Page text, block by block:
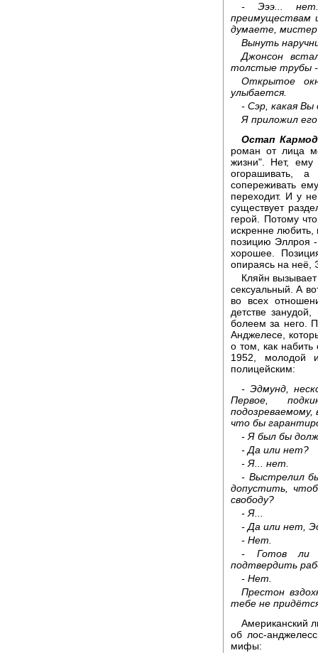
- Эээ...
преимуществам
думаете, мистер
Вынуть
Джонсон
толстые трубы -
Открытое
улыбается.
- Сэр, какая
Я приложил
Остап
роман от лица
жизни". Нет, ему
огорашивать, а
сопереживать
переходит. И у
существует
герой. Потому
искренне любить,
позицию Эллроя -
хорошее.
опираясь на неё,
Кляйн
сексуальный. А
во всех
детстве
болеем за него.
Анджелесе,
о том, как
1952, молодой
полицейским:
- Эдмунд,
Первое,
что бы
- Я был бы
- Да или нет?
- Я... нет.
- Выстрелил
допустить,
свободу?
- Я...
- Да или нет,
- Нет.
- Готов ли
подтвердить
- Нет.
Престон
тебе не
Американский
об лос-
мифы: